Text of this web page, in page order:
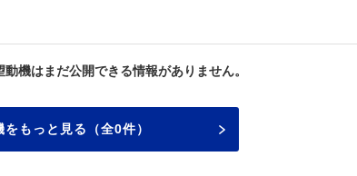
機はまだ公開できる情報がありません。
もっと見る（全0件）